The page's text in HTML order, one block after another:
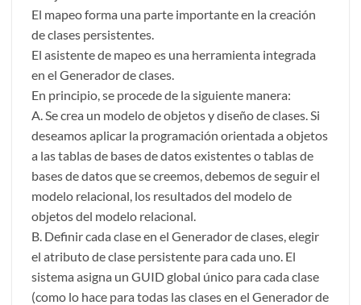
El mapeo forma una parte importante en la creación
de clases persistentes.
El asistente de mapeo es una herramienta integrada
en el Generador de clases.
En principio, se procede de la siguiente manera:
A. Se crea un modelo de objetos y diseño de clases. Si
deseamos aplicar la programación orientada a objetos
a las tablas de bases de datos existentes o tablas de
bases de datos que se creemos, debemos de seguir el
modelo relacional, los resultados del modelo de
objetos del modelo relacional.
B. Definir cada clase en el Generador de clases, elegir
el atributo de clase persistente para cada uno. El
sistema asigna un GUID global único para cada clase
(como lo hace para todas las clases en el Generador de